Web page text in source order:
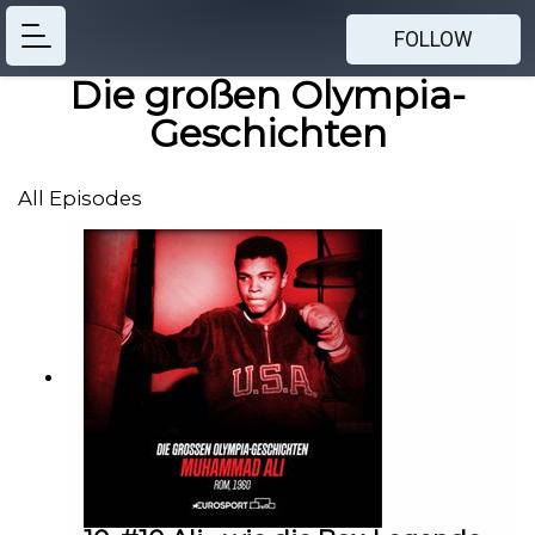
FOLLOW
Die großen Olympia-
Geschichten
All Episodes